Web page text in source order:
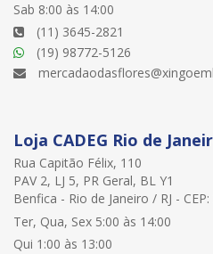
Sab 8:00 às 14:00
(11) 3645-2821
(19) 98772-5126
Loja CADEG Rio de
Rua Capitão Félix, 110
PAV 2, LJ 5, PR Geral, BL Y1
Benfica - Rio de Janeiro / RJ -
Ter, Qua, Sex 5:00 às 14:00
Qui 1:00 às 13:00